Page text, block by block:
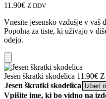
11.90€ Z DDV
Vnesite jesensko vzdušje v vaš
Popolna za tiste, ki uživajo v
odejo.
Add
to
Cart
Jesen škratki skodelica 11.90€
Jesen škratki skodelica
Vpišite ime, ki bo vidno na